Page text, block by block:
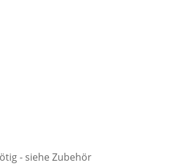
- siehe Zubehör